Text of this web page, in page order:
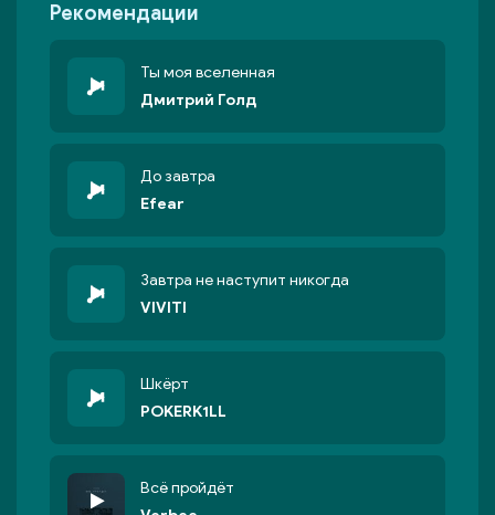
Рекомендации
Ты моя вселенная
Дмитрий Голд
До завтра
Efear
Завтра не нaступит никогда
VIVITI
Шкёрт
POKERK1LL
Всё пройдёт